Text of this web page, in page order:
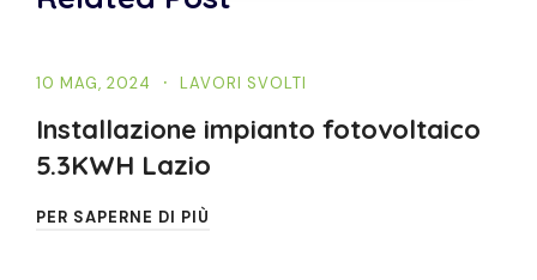
10 MAG, 2024 LAVORI SVOLTI
Installazione impianto fotovoltaico
5.3KWH Lazio
PER SAPERNE DI PIÙ